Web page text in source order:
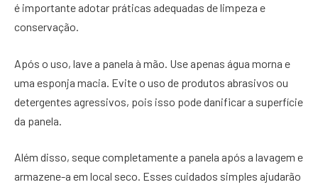
é importante adotar práticas adequadas de limpeza e
conservação.
Após o uso, lave a panela à mão. Use apenas água morna e
uma esponja macia. Evite o uso de produtos abrasivos ou
detergentes agressivos, pois isso pode danificar a superfície
da panela.
Além disso, seque completamente a panela após a lavagem e
armazene-a em local seco. Esses cuidados simples ajudarão